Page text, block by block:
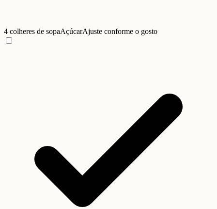
4 colheres de sopaAçúcarAjuste conforme o gosto